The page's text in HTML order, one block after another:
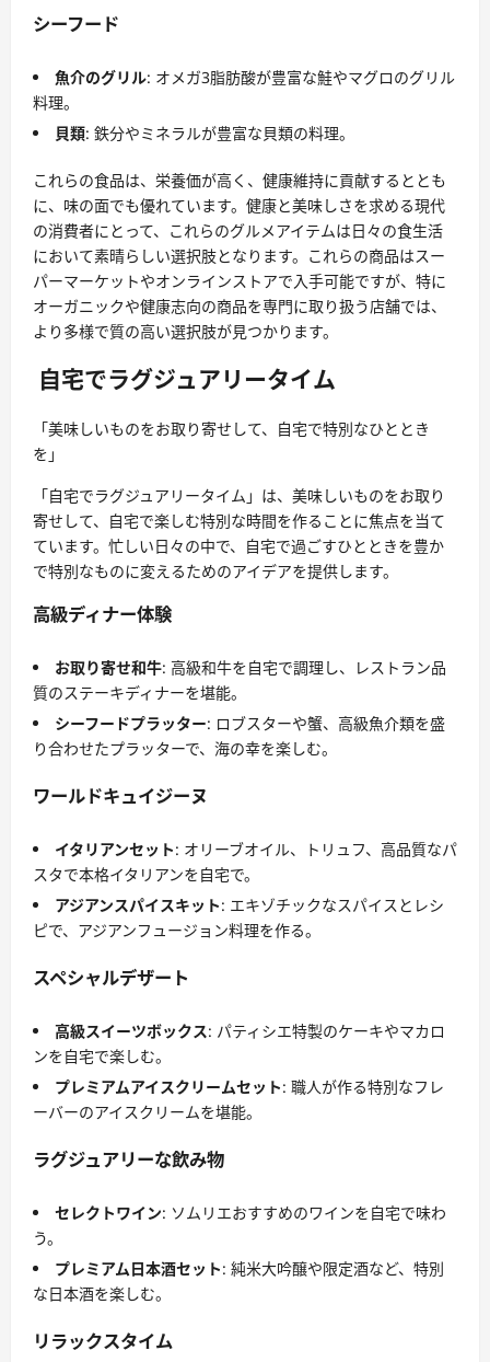
シーフード
魚介のグリル: オメガ3脂肪酸が豊富な鮭やマグロのグリル
料理。
貝類: 鉄分やミネラルが豊富な貝類の料理。
これらの食品は、栄養価が高く、健康維持に貢献するととも
に、味の面でも優れています。健康と美味しさを求める現代
の消費者にとって、これらのグルメアイテムは日々の食生活
において素晴らしい選択肢となります。これらの商品はスー
パーマーケットやオンラインストアで入手可能ですが、特に
オーガニックや健康志向の商品を専門に取り扱う店舗では、
より多様で質の高い選択肢が見つかります。
自宅でラグジュアリータイム
「美味しいものをお取り寄せして、自宅で特別なひととき
を」
「自宅でラグジュアリータイム」は、美味しいものをお取り
寄せして、自宅で楽しむ特別な時間を作ることに焦点を当て
ています。忙しい日々の中で、自宅で過ごすひとときを豊か
で特別なものに変えるためのアイデアを提供します。
高級ディナー体験
お取り寄せ和牛: 高級和牛を自宅で調理し、レストラン品
質のステーキディナーを堪能。
シーフードプラッター: ロブスターや蟹、高級魚介類を盛
り合わせたプラッターで、海の幸を楽しむ。
ワールドキュイジーヌ
イタリアンセット: オリーブオイル、トリュフ、高品質なパ
スタで本格イタリアンを自宅で。
アジアンスパイスキット: エキゾチックなスパイスとレシ
ピで、アジアンフュージョン料理を作る。
スペシャルデザート
高級スイーツボックス: パティシエ特製のケーキやマカロ
ンを自宅で楽しむ。
プレミアムアイスクリームセット: 職人が作る特別なフレ
ーバーのアイスクリームを堪能。
ラグジュアリーな飲み物
セレクトワイン: ソムリエおすすめのワインを自宅で味わ
う。
プレミアム日本酒セット: 純米大吟醸や限定酒など、特別
な日本酒を楽しむ。
リラックスタイム